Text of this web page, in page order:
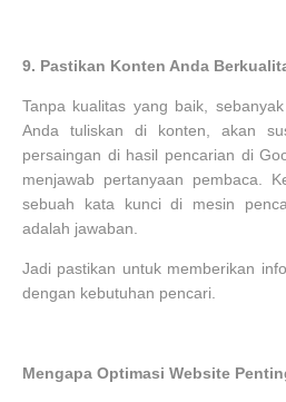
9. Pastikan Konten Anda
Tanpa kualitas yang baik,
Anda tuliskan di konten, akan
persaingan di hasil pencarian di
menjawab pertanyaan pembaca.
sebuah kata kunci di mesin
adalah jawaban.
Jadi pastikan untuk memberikan
dengan kebutuhan pencari.
Mengapa Optimasi Website